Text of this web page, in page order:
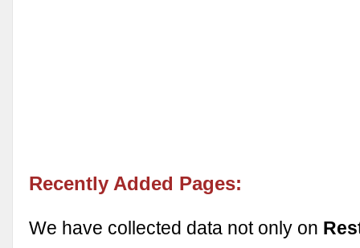
Recently Added Pages:
We have collected data not only on